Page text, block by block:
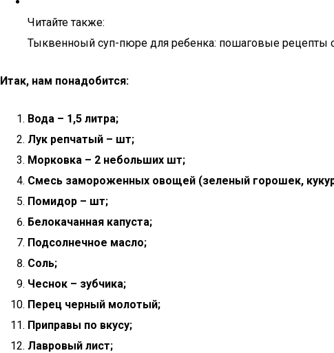
Читайте также:
Тыквенноый суп-пюре для ребенка: пошаговые рецепты
Итак, нам понадобится:
Вода – 1,5 литра;
Лук репчатый – шт;
Морковка – 2 небольших шт;
Смесь замороженных овощей (зеленый горошек,
Помидор – шт;
Белокачанная капуста;
Подсолнечное масло;
Соль;
Чеснок – зубчика;
Перец черный молотый;
Приправы по вкусу;
Лавровый лист;